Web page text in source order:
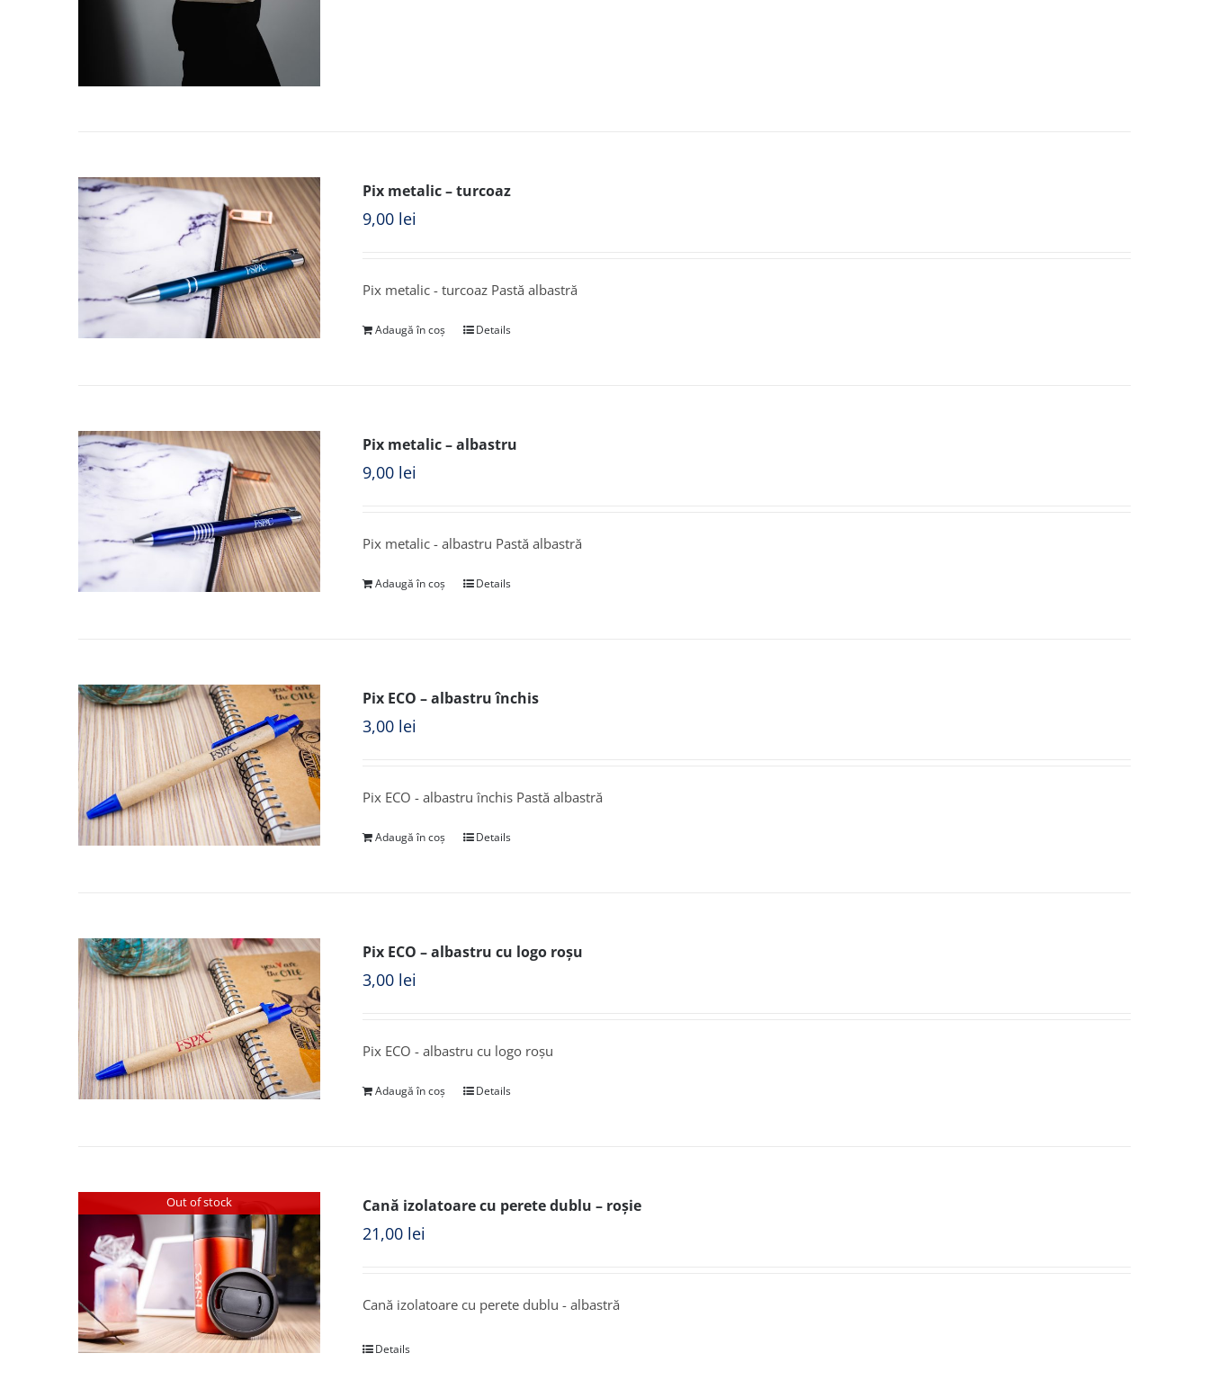
Pix metalic – turcoaz
9,00 lei
Pix metalic - turcoaz Pastă albastră
Adaugă în coș Details
Pix metalic – albastru
9,00 lei
Pix metalic - albastru Pastă albastră
Adaugă în coș Details
Pix ECO – albastru închis
3,00 lei
Pix ECO - albastru închis Pastă albastră
Adaugă în coș Details
Pix ECO – albastru cu logo roșu
3,00 lei
Pix ECO - albastru cu logo roșu
Adaugă în coș Details
Out of stock Cană izolatoare cu perete dublu – roșie
21,00 lei
Cană izolatoare cu perete dublu - albastră
Details